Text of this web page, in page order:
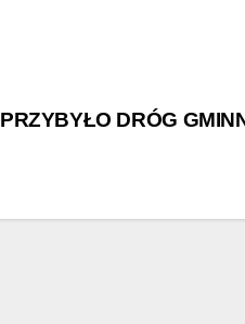
PRZYBYŁO DRÓG